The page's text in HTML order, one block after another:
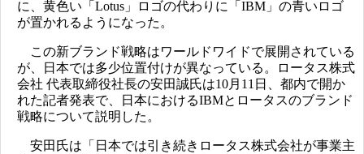
に、黄色い「Lotus」ロゴの代わりに「IBM」の青いロゴ
が置かれるようになった。
この新ブランド戦略はワールドワイドで展開されている
が、日本では多少位置付けが異なっている。ロータス株式
会社 代表取締役社長の安田誠氏は10月11日、都内で開か
れた記者発表で、日本におけるIBMとロータスのブランド
戦略について説明した。
安田氏は「日本では引き続きロータス株式会社が事業主